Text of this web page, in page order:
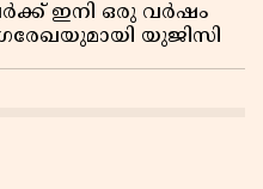
ഇനി ഒരു വർഷം
യുജിസി